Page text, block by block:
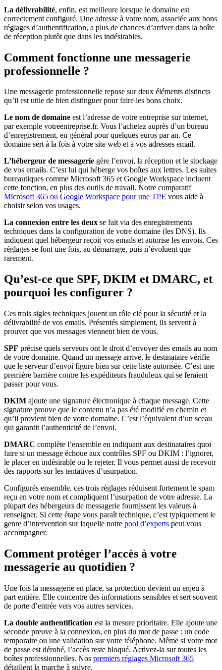
La délivrabilité, enfin, est meilleure lorsque le domaine est
correctement configuré. Une adresse à votre nom, associée aux bons
réglages d’authentification, a plus de chances d’arriver dans la boîte
de réception plutôt que dans les indésirables.
Comment fonctionne une messagerie
professionnelle ?
Une messagerie professionnelle repose sur deux éléments distincts
qu’il est utile de bien distinguer pour faire les bons choix.
Le nom de domaine est l’adresse de votre entreprise sur internet,
par exemple votreentreprise.fr. Vous l’achetez auprès d’un bureau
d’enregistrement, en général pour quelques euros par an. Ce
domaine sert à la fois à votre site web et à vos adresses email.
L’hébergeur de messagerie gère l’envoi, la réception et le stockage
de vos emails. C’est lui qui héberge vos boîtes aux lettres. Les suites
bureautiques comme Microsoft 365 et Google Workspace incluent
cette fonction, en plus des outils de travail. Notre comparatif
Microsoft 365 ou Google Workspace pour une TPE vous aide à
choisir selon vos usages.
La connexion entre les deux se fait via des enregistrements
techniques dans la configuration de votre domaine (les DNS). Ils
indiquent quel hébergeur reçoit vos emails et autorise les envois. Ces
réglages se font une fois, au démarrage, puis n’évoluent que
rarement.
Qu’est-ce que SPF, DKIM et DMARC, et
pourquoi les configurer ?
Ces trois sigles techniques jouent un rôle clé pour la sécurité et la
délivrabilité de vos emails. Présentés simplement, ils servent à
prouver que vos messages viennent bien de vous.
SPF précise quels serveurs ont le droit d’envoyer des emails au nom
de votre domaine. Quand un message arrive, le destinataire vérifie
que le serveur d’envoi figure bien sur cette liste autorisée. C’est une
première barrière contre les expéditeurs frauduleux qui se feraient
passer pour vous.
DKIM ajoute une signature électronique à chaque message. Cette
signature prouve que le contenu n’a pas été modifié en chemin et
qu’il provient bien de votre domaine. C’est l’équivalent d’un sceau
qui garantit l’authenticité de l’envoi.
DMARC complète l’ensemble en indiquant aux destinataires quoi
faire si un message échoue aux contrôles SPF ou DKIM : l’ignorer,
le placer en indésirable ou le rejeter. Il vous permet aussi de recevoir
des rapports sur les tentatives d’usurpation.
Configurés ensemble, ces trois réglages réduisent fortement le spam
reçu en votre nom et compliquent l’usurpation de votre adresse. La
plupart des hébergeurs de messagerie fournissent les valeurs à
renseigner. Si cette étape vous paraît technique, c’est typiquement le
genre d’intervention sur laquelle notre pool d’experts peut vous
accompagner.
Comment protéger l’accès à votre
messagerie au quotidien ?
Une fois la messagerie en place, sa protection devient un enjeu à
part entière. Elle concentre des informations sensibles et sert souvent
de porte d’entrée vers vos autres services.
La double authentification est la mesure prioritaire. Elle ajoute une
seconde preuve à la connexion, en plus du mot de passe : un code
temporaire ou une validation sur votre téléphone. Même si votre mot
de passe est dérobé, l’accès reste bloqué. Activez-la sur toutes les
boîtes professionnelles. Nos premiers réglages Microsoft 365
détaillent la marche à suivre.